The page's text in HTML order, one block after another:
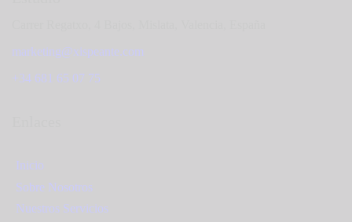
marketing@xispeante.com
+34 681 65 07 75
Inicio
Sobre Nosotros
Nuestros Servicios